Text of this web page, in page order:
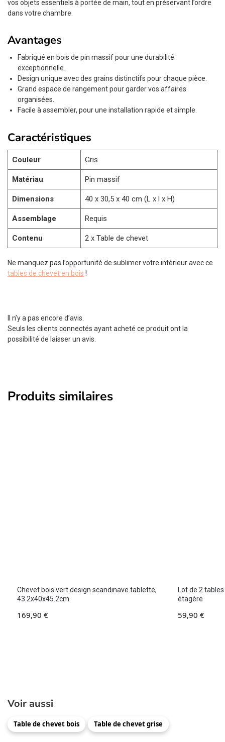
vos objets essentiels à portée de main, tout en préservant l’ordre
dans votre chambre.
Avantages
Fabriqué en bois de pin massif pour une durabilité
exceptionnelle.
Design unique avec des grains distinctifs pour chaque pièce.
Grand espace de rangement pour garder vos affaires
organisées.
Facile à assembler, pour une installation rapide et simple.
Caractéristiques
Couleur Gris
Matériau Pin massif
Dimensions 40 x 30,5 x 40 cm (L x l x H)
Assemblage Requis
Contenu 2 x Table de chevet
Ne manquez pas l’opportunité de sublimer votre intérieur avec ce
tables de chevet en bois !
Il n’y a pas encore d’avis.
Seuls les clients connectés ayant acheté ce produit ont la
possibilité de laisser un avis.
Produits similaires
Chevet bois vert design scandinave tablette,
43.2x40x45.2cm
169,90 €
Lot de 2
étagère
59,90 €
Voir aussi
Table de chevet bois Table de chevet grise